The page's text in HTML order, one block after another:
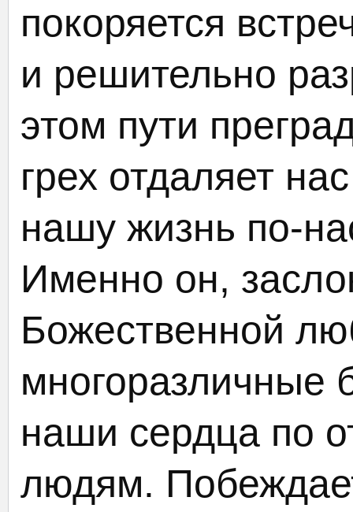
покоряется
и решительно
этом пути
грех отдаляет
нашу жизнь по-
Именно он,
Божественной
многоразличные
наши сердца по
людям.